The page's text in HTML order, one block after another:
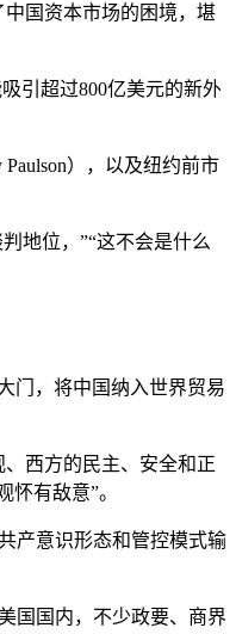
国资本市场的困境，堪
引超过800亿美元的新外
），以及纽约前市
地位，”“这不会是什么
门，将中国纳入世界贸易
西方的民主、安全和正
有敌意”。
产意识形态和管控模式输
国国内，不少政要、商界